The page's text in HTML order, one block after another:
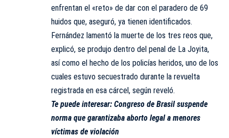
enfrentan el «reto» de dar con el paradero de 69
huidos que, aseguró, ya tienen identificados.
Fernández lamentó la muerte de los tres reos que,
explicó, se produjo dentro del penal de La Joyita,
así como el hecho de los policías heridos, uno de los
cuales estuvo secuestrado durante la revuelta
registrada en esa cárcel, según reveló.
Te puede interesar: Congreso de Brasil suspende
norma que garantizaba aborto legal a menores
víctimas de violación